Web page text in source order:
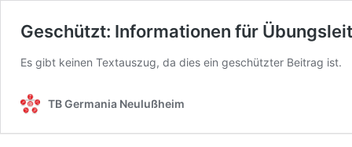
Geschützt: Informationen für
Es gibt keinen Textauszug, da dies ein geschützter Beitrag ist.
TB Germania Neulußheim